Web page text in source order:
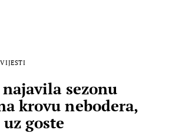
VIJESTI
najavila sezonu
krovu nebodera,
goste